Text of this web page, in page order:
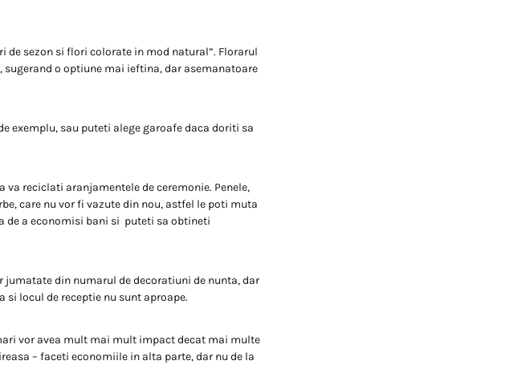
de sezon si flori colorate in mod natural”. Florarul
o optiune mai ieftina, dar asemanatoare
exemplu, sau puteti alege garoafe daca doriti sa
va reciclati aranjamentele de ceremonie. Penele,
care nu vor fi vazute din nou, astfel le poti muta
de a economisi bani si puteti sa obtineti
jumatate din numarul de decoratiuni de nunta, dar
locul de receptie nu sunt aproape.
vor avea mult mai mult impact decat mai multe
– faceti economiile in alta parte, dar nu de la